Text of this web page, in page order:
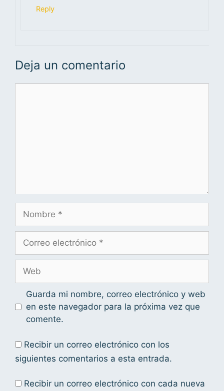
Reply
Deja un comentario
Guarda mi nombre, correo electrónico y web
en este navegador para la próxima vez que
comente.
Recibir un correo electrónico con los
siguientes comentarios a esta entrada.
Recibir un correo electrónico con cada nueva